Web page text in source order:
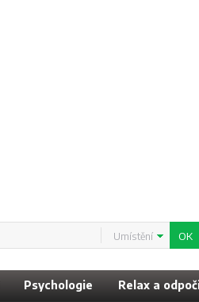
Umístění
Psychologie Relax a